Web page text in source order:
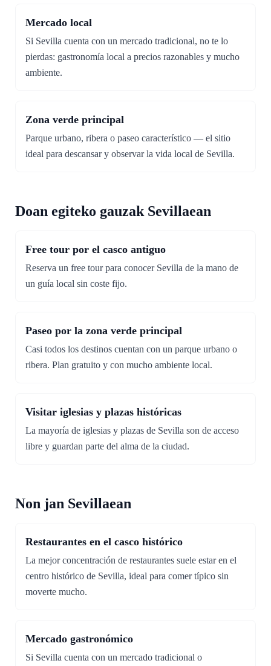
Mercado local
Si Sevilla cuenta con un mercado tradicional, no te lo
pierdas: gastronomía local a precios razonables y mucho
ambiente.
Zona verde principal
Parque urbano, ribera o paseo característico — el sitio
ideal para descansar y observar la vida local de Sevilla.
Doan egiteko gauzak Sevillaean
Free tour por el casco antiguo
Reserva un free tour para conocer Sevilla de la mano de
un guía local sin coste fijo.
Paseo por la zona verde principal
Casi todos los destinos cuentan con un parque urbano o
ribera. Plan gratuito y con mucho ambiente local.
Visitar iglesias y plazas históricas
La mayoría de iglesias y plazas de Sevilla son de acceso
libre y guardan parte del alma de la ciudad.
Non jan Sevillaean
Restaurantes en el casco histórico
La mejor concentración de restaurantes suele estar en el
centro histórico de Sevilla, ideal para comer típico sin
moverte mucho.
Mercado gastronómico
Si Sevilla cuenta con un mercado tradicional o